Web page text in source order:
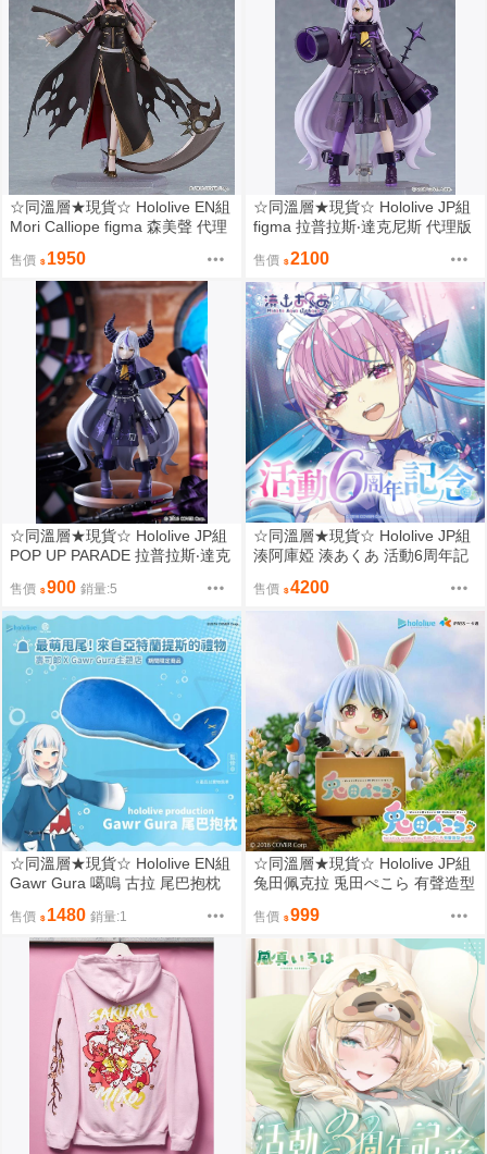
☆同溫層★現貨☆ Hololive EN組
Mori Calliope figma 森美聲 代理
售價 1950
☆同溫層★現貨☆ Hololive JP組
figma 拉普拉斯‧達克尼斯 代理版
售價 2100
☆同溫層★現貨☆ Hololive JP組
POP UP PARADE 拉普拉斯‧達克
售價 900 銷量:5
☆同溫層★現貨☆ Hololive JP組
湊阿庫婭 湊あくあ 活動6周年記
售價 4200
☆同溫層★現貨☆ Hololive EN組
Gawr Gura 噶嗚 古拉 尾巴抱枕
售價 1480 銷量:1
☆同溫層★現貨☆ Hololive JP組
兔田佩克拉 兎田ぺこら 有聲造型
售價 999